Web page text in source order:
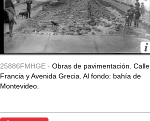
25886FMHGE - Obras de pavimentación. Calle
Francia y Avenida Grecia. Al fondo: bahía de
Montevideo.